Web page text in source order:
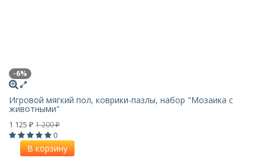
-6%
Игровой мягкий пол, коврики-пазлы, набор "Мозаика с
животными"
1 125 ₽ 1 200₽
0
В корзину